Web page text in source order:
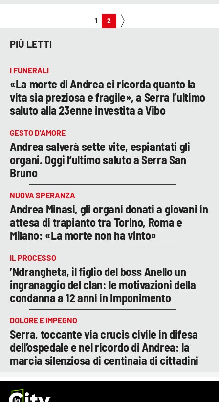
1 2
PIÙ LETTI
I FUNERALI
«La morte di Andrea ci ricorda quanto la
vita sia preziosa e fragile», a Serra l’ultimo
saluto alla 23enne investita a Vibo
GESTO D’AMORE
Andrea salverà sette vite, espiantati gli
organi. Oggi l’ultimo saluto a Serra San
Bruno
NUOVA SPERANZA
Andrea Minasi, gli organi donati a giovani in
attesa di trapianto tra Torino, Roma e
Milano: «La morte non ha vinto»
IL PROCESSO
’Ndrangheta, il figlio del boss Anello un
ingranaggio del clan: le motivazioni della
condanna a 12 anni in Imponimento
DOLORE E IMPEGNO
Serra, toccante via crucis civile in difesa
dell’ospedale e nel ricordo di Andrea: la
marcia silenziosa di centinaia di cittadini